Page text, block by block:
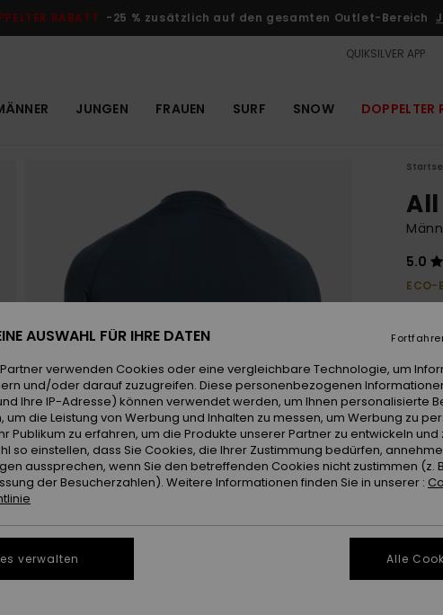
RABATT -25 % zusätzlich auf den gesamten Outlet-Bereich
QUIKSILVER APP
JUNGEN FRAUEN SURF SNOW DOPPELTER
5.0
ECO-
Farbe
AUSWAHL FÜR IHRE DATEN
verwenden Cookies oder eine vergleichbare Technologie, um
und/oder darauf zuzugreifen. Diese personenbezogenen
Ihre IP-Adresse) können verwendet werden, um Ihnen personalisierte
um die Leistung von Werbung und Inhalten zu messen, um Werbung zu
Publikum zu erfahren, um die Produkte unserer Partner zu entwickeln und
so einstellen, dass Sie Cookies, die Ihrer Zustimmung bedürfen,
aussprechen, wenn Sie den betreffenden Cookies nicht zustimmen (z.
der Besucherzahlen). Weitere Informationen finden Sie in unserer :
verwalten Alle